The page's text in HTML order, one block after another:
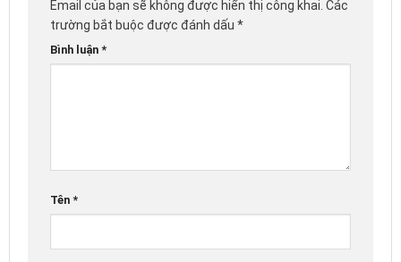
Email của bạn sẽ không được hiển thị công khai. Các
trường bắt buộc được đánh dấu *
Bình luận *
Tên *